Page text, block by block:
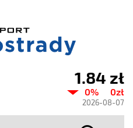
1.84 zł
0% 0zł
2026-08-07